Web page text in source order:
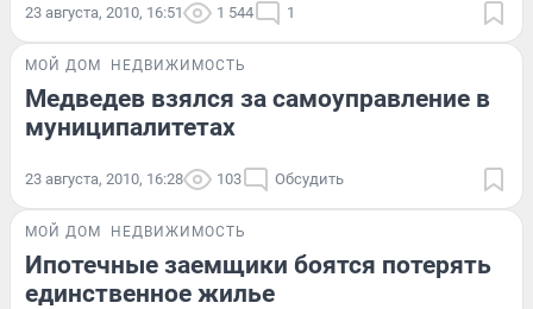
23 августа, 2010, 16:51 1 544 1
МОЙ ДОМ НЕДВИЖИМОСТЬ
Медведев взялся за самоуправление в
муниципалитетах
23 августа, 2010, 16:28 103 Обсудить
МОЙ ДОМ НЕДВИЖИМОСТЬ
Ипотечные заемщики боятся потерять
единственное жилье